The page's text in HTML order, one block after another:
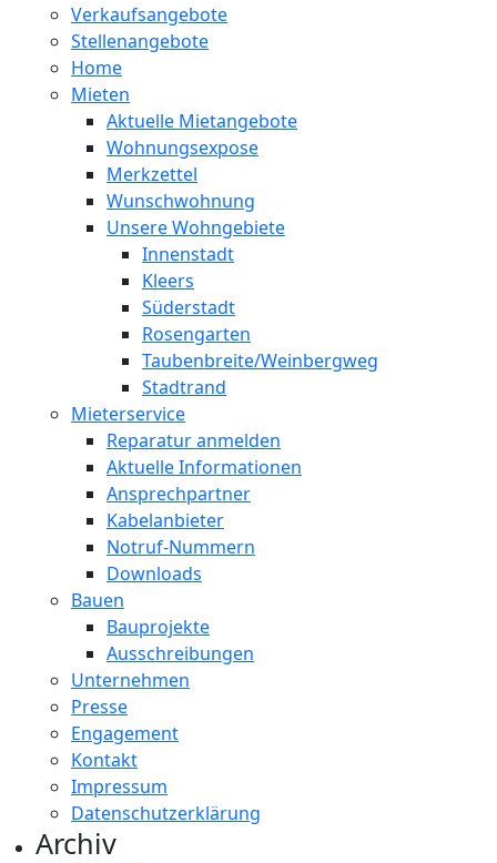
Verkaufsangebote
Stellenangebote
Home
Mieten
Aktuelle Mietangebote
Wohnungsexpose
Merkzettel
Wunschwohnung
Unsere Wohngebiete
Innenstadt
Kleers
Süderstadt
Rosengarten
Taubenbreite/Weinbergweg
Stadtrand
Mieterservice
Reparatur anmelden
Aktuelle Informationen
Ansprechpartner
Kabelanbieter
Notruf-Nummern
Downloads
Bauen
Bauprojekte
Ausschreibungen
Unternehmen
Presse
Engagement
Kontakt
Impressum
Datenschutzerklärung
Archiv